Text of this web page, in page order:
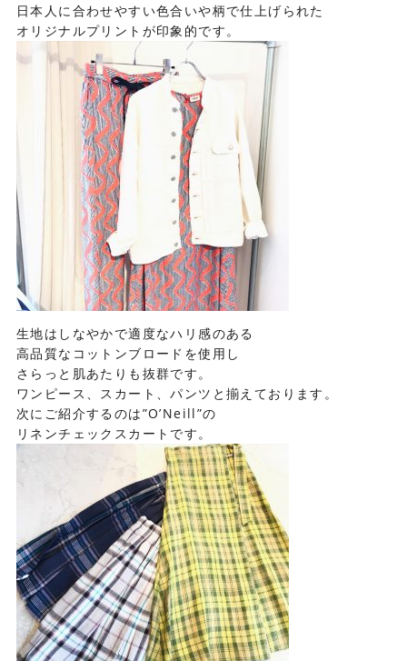
日本人に合わせやすい色合いや柄で仕上げられた
オリジナルプリントが印象的です。
生地はしなやかで適度なハリ感のある
高品質なコットンブロードを使用し
さらっと肌あたりも抜群です。
ワンピース、スカート、パンツと揃えております。
次にご紹介するのは”O’Neill”の
リネンチェックスカートです。